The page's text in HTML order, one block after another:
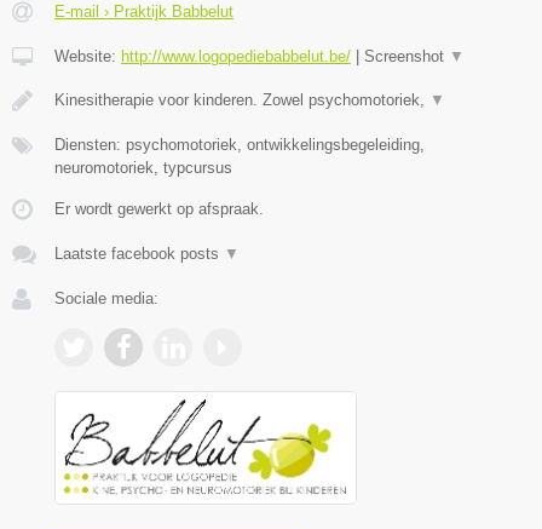
E-mail › Praktijk Babbelut
Website: http://www.logopediebabbelut.be/ Screenshot ▼
Kinesitherapie voor kinderen. Zowel psychomotoriek, ▼
Diensten: psychomotoriek, ontwikkelingsbegeleiding,
neuromotoriek, typcursus
Er wordt gewerkt op afspraak.
Laatste facebook posts ▼
Sociale media: